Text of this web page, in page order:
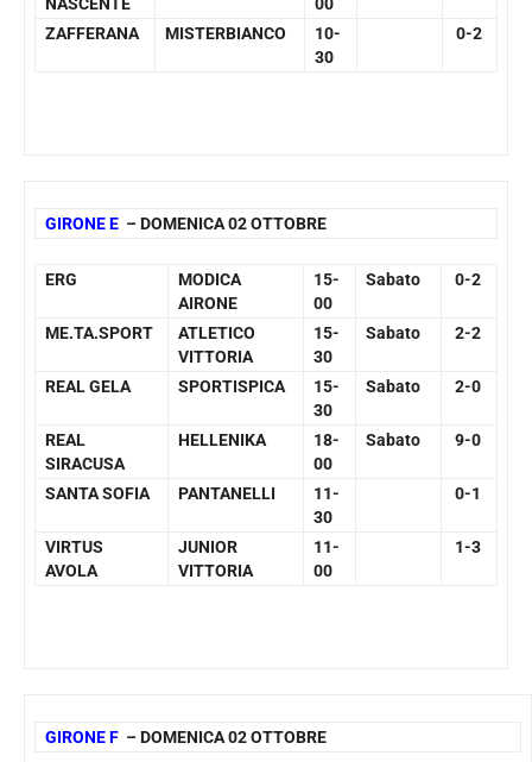
ZAFFERANA
MISTERBIANCO
10-
30
0-2
GIRONE E – DOMENICA 02 OTTOBRE
ERG
MODICA
AIRONE
15-
00
Sabato 0-2
ME.TA.SPORT
ATLETICO
VITTORIA
15-
30
Sabato 2-2
REAL GELA SPORTISPICA
15-
30
Sabato 2-0
REAL
SIRACUSA
HELLENIKA
18-
00
Sabato 9-0
SANTA SOFIA PANTANELLI
11-
30
0-1
VIRTUS
AVOLA
JUNIOR
VITTORIA
11-
00
1-3
GIRONE F – DOMENICA 02 OTTOBRE